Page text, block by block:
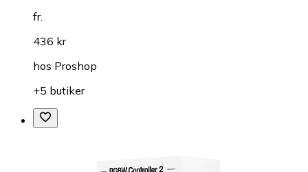
fr.
436 kr
hos Proshop
+5 butiker